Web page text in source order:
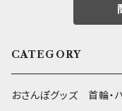
CATEGORY
おさんぽグッズ 首輪・